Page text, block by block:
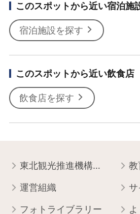
このスポットから近い宿泊施
宿泊施設を探す
このスポットから近い飲食店
飲食店を探す
東北観光推進機構について 教
運営組織 サ
フォトライブラリー